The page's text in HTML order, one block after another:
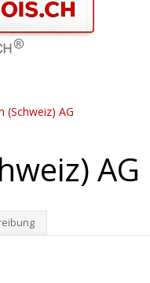
(Schweiz) AG
AG